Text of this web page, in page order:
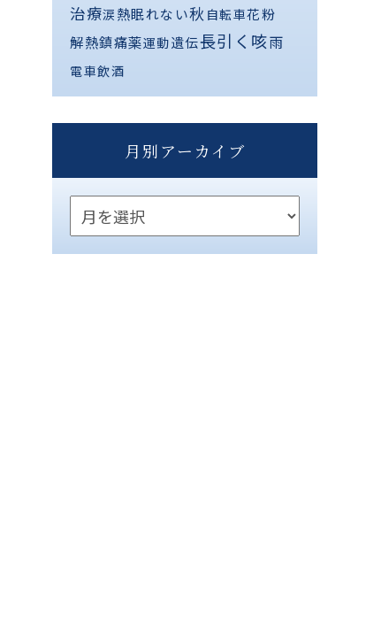
治療涙 熱眠れない秋 自転車花粉
解熱鎮痛薬運動遺伝長引く咳雨
電車飲酒
月別アーカイブ